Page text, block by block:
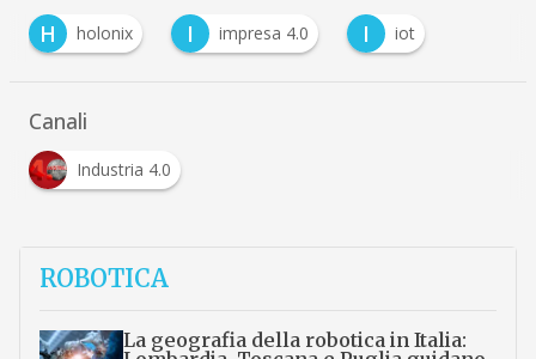
H
holonix I impresa 4.0 I iot
Canali
Industria 4.0
ROBOTICA
La geografia della robotica in Italia: